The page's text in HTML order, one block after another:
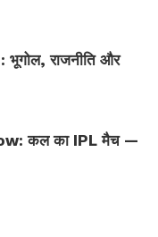
राजनीति और
कल का IPL मैच —